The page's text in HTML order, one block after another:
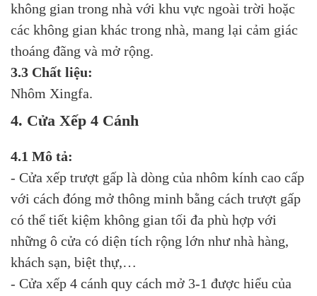
không gian trong nhà với khu vực ngoài trời hoặc
các không gian khác trong nhà, mang lại cảm giác
thoáng đãng và mở rộng.
3.3 Chất liệu:
Nhôm Xingfa.
4. Cửa Xếp 4 Cánh
4.1 Mô tả:
- Cửa xếp trượt gấp là dòng của nhôm kính cao cấp
với cách đóng mở thông minh bằng cách trượt gấp
có thể tiết kiệm không gian tối đa phù hợp với
những ô cửa có diện tích rộng lớn như nhà hàng,
khách sạn, biệt thự,…
- Cửa xếp 4 cánh quy cách mở 3-1 được hiểu của